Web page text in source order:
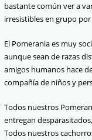
bastante común ver a
irresistibles en grupo
El Pomerania es muy
aunque sean de razas
amigos humanos hace
compañía de niños y
Todos nuestros
entregan
Todos nuestros